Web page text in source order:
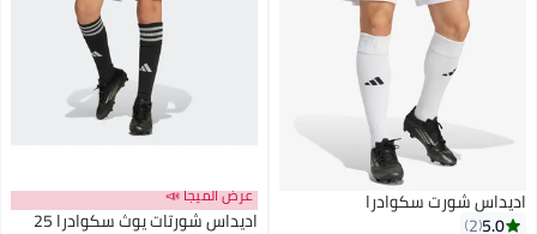
اديداس شورت سكوادرا
5.0
2
عرض الميجا 📣
اديداس شورتات يوث سكوادرا 25